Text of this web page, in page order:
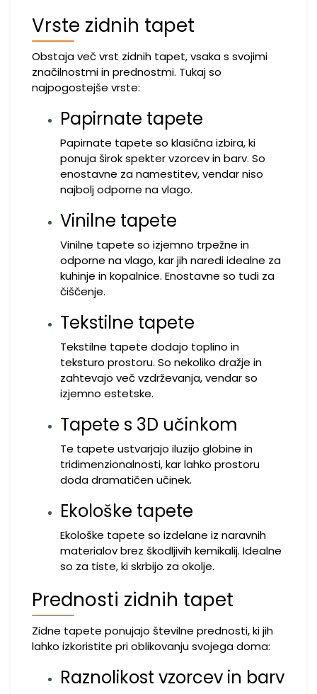
Vrste zidnih tapet
Obstaja več vrst zidnih tapet, vsaka s svojimi
značilnostmi in prednostmi. Tukaj so
najpogostejše vrste:
Papirnate tapete
Papirnate tapete so klasična izbira, ki
ponuja širok spekter vzorcev in barv. So
enostavne za namestitev, vendar niso
najbolj odporne na vlago.
Vinilne tapete
Vinilne tapete so izjemno trpežne in
odporne na vlago, kar jih naredi idealne za
kuhinje in kopalnice. Enostavne so tudi za
čiščenje.
Tekstilne tapete
Tekstilne tapete dodajo toplino in
teksturo prostoru. So nekoliko dražje in
zahtevajo več vzdrževanja, vendar so
izjemno estetske.
Tapete s 3D učinkom
Te tapete ustvarjajo iluzijo globine in
tridimenzionalnosti, kar lahko prostoru
doda dramatičen učinek.
Ekološke tapete
Ekološke tapete so izdelane iz naravnih
materialov brez škodljivih kemikalij. Idealne
so za tiste, ki skrbijo za okolje.
Prednosti zidnih tapet
Zidne tapete ponujajo številne prednosti, ki jih
lahko izkoristite pri oblikovanju svojega doma:
Raznolikost vzorcev in barv